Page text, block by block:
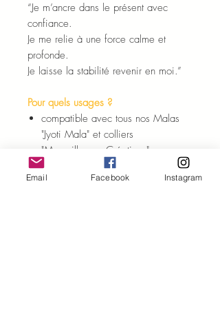
“Je m’ancre dans le présent avec
confiance.
Je me relie à une force calme et
profonde.
Je laisse la stabilité revenir en moi.”
Pour quels usages ?
compatible avec tous nos Malas
"Jyoti Mala" et colliers
"Merveilleuses Créations"
port quotidien comme ancrage
énergétique
Email Facebook Instagram